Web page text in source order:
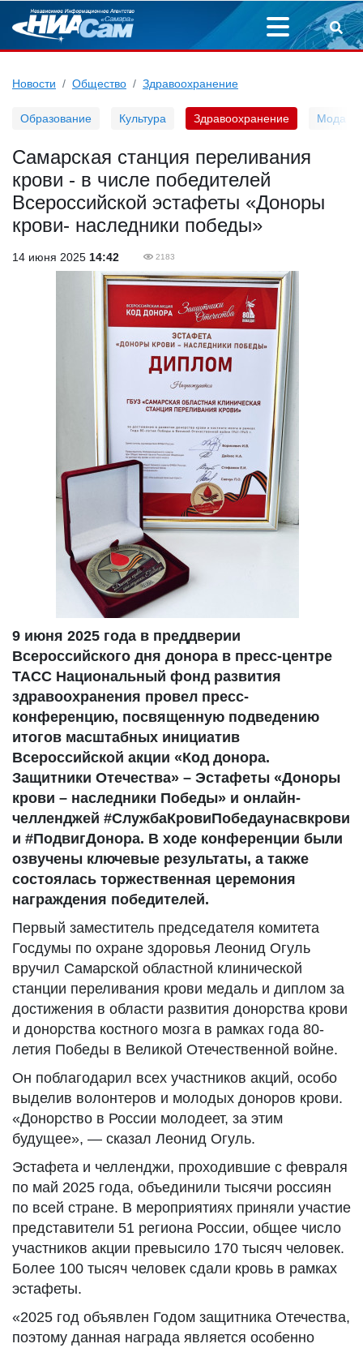
Новости Общество Здравоохранение
Образование Культура Здравоохранение Мода
Самарская станция переливания
крови - в числе победителей
Всероссийской эстафеты «Доноры
крови- наследники победы»
14 июня 2025 14:42 2183
9 июня 2025 года в преддверии
Всероссийского дня донора в пресс-центре
ТАСС Национальный фонд развития
здравоохранения провел пресс-
конференцию, посвященную подведению
итогов масштабных инициатив
Всероссийской акции «Код донора.
Защитники Отечества» – Эстафеты «Доноры
крови – наследники Победы» и онлайн-
челленджей #СлужбаКровиПобедаунасвкрови
и #ПодвигДонора. В ходе конференции были
озвучены ключевые результаты, а также
состоялась торжественная церемония
награждения победителей.
Первый заместитель председателя комитета
Госдумы по охране здоровья Леонид Огуль
вручил Самарской областной клинической
станции переливания крови медаль и диплом за
достижения в области развития донорства крови
и донорства костного мозга в рамках года 80-
летия Победы в Великой Отечественной войне.
Он поблагодарил всех участников акций, особо
выделив волонтеров и молодых доноров крови.
«Донорство в России молодеет, за этим
будущее», — сказал Леонид Огуль.
Эстафета и челленджи, проходившие с февраля
по май 2025 года, объединили тысячи россиян
по всей стране. В мероприятиях приняли участие
представители 51 региона России, общее число
участников акции превысило 170 тысяч человек.
Более 100 тысяч человек сдали кровь в рамках
эстафеты.
«2025 год объявлен Годом защитника Отечества,
поэтому данная награда является особенно